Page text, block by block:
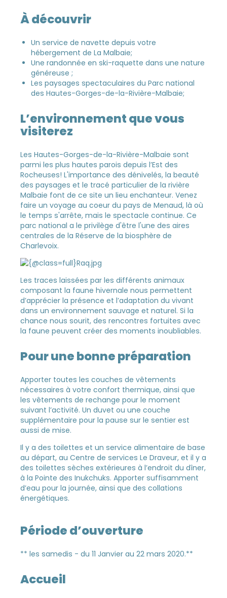
À découvrir
Un service de navette depuis votre
hébergement de La Malbaie;
Une randonnée en ski-raquette dans une nature
généreuse ;
Les paysages spectaculaires du Parc national
des Hautes-Gorges-de-la-Rivière-Malbaie;
L’environnement que vous
visiterez
Les Hautes-Gorges-de-la-Rivière-Malbaie sont
parmi les plus hautes parois depuis l’Est des
Rocheuses! L'importance des dénivelés, la beauté
des paysages et le tracé particulier de la rivière
Malbaie font de ce site un lieu enchanteur. Venez
faire un voyage au coeur du pays de Menaud, là où
le temps s'arrête, mais le spectacle continue. Ce
parc national a le privilège d'être l'une des aires
centrales de la Réserve de la biosphère de
Charlevoix.
Les traces laissées par les différents animaux
composant la faune hivernale nous permettent
d’apprécier la présence et l’adaptation du vivant
dans un environnement sauvage et naturel. Si la
chance nous sourit, des rencontres fortuites avec
la faune peuvent créer des moments inoubliables.
Pour une bonne préparation
Apporter toutes les couches de vêtements
nécessaires à votre confort thermique, ainsi que
les vêtements de rechange pour le moment
suivant l’activité. Un duvet ou une couche
supplémentaire pour la pause sur le sentier est
aussi de mise.
Il y a des toilettes et un service alimentaire de base
au départ, au Centre de services Le Draveur, et il y a
des toilettes sèches extérieures à l’endroit du dîner,
à la Pointe des Inukchuks. Apporter suffisamment
d’eau pour la journée, ainsi que des collations
énergétiques.
Période d’ouverture
** les samedis - du 11 Janvier au 22 mars 2020.**
Accueil